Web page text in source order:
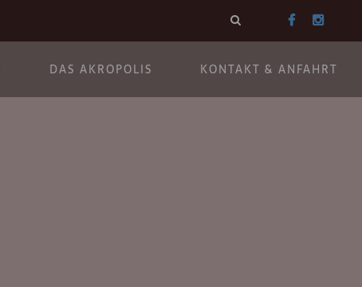
DAS AKROPOLIS KONTAKT & ANFAHRT